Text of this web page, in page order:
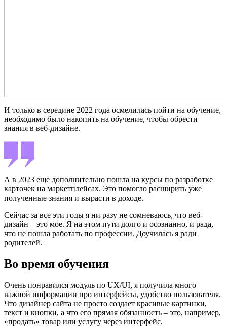
И только в середине 2022 года осмелилась пойти на обучение,
необходимо было накопить на обучение, чтобы обрести
знания в веб-дизайне.
А в 2023 еще дополнительно пошла на курсы по разработке
карточек на маркетплейсах. Это помогло расширить уже
полученные знания и вырасти в доходе.
Сейчас за все эти годы я ни разу не сомневаюсь, что веб-
дизайн – это мое. Я на этом пути долго и осознанно, и рада,
что не пошла работать по профессии. Доучилась я ради
родителей.
Во время обучения
Очень понравился модуль по UX/UI, я получила много
важной информации про интерфейсы, удобство пользователя.
Что дизайнер сайта не просто создает красивые картинки,
текст и кнопки, а что его прямая обязанность – это, например,
«продать» товар или услугу через интерфейс.